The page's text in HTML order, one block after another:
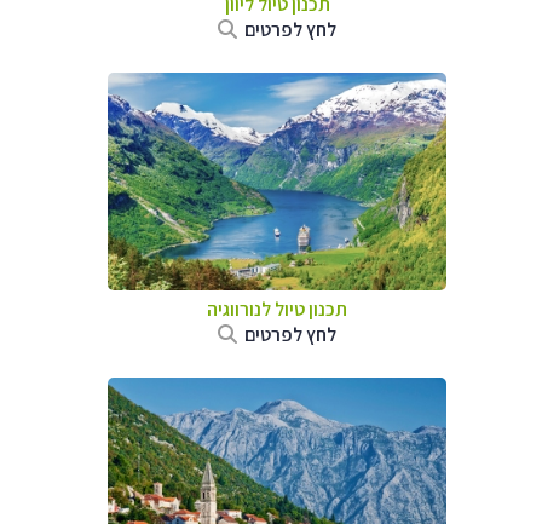
לחץ לפרטים
תכנון טיול לנורווגיה
לחץ לפרטים